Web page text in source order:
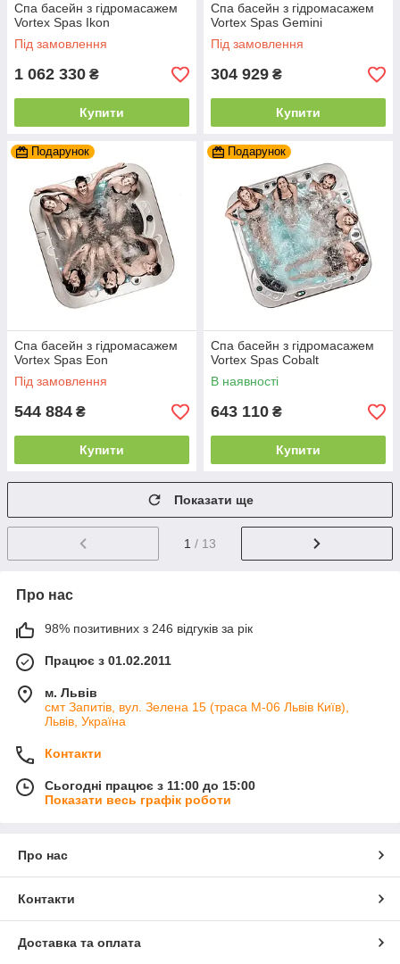
Спа басейн з гідромасажем
Vortex Spas Ikon
Під замовлення
1 062 330 ₴
Купити
Спа басейн з гідромасажем
Vortex Spas Gemini
Під замовлення
304 929 ₴
Купити
Подарунок
Спа басейн з гідромасажем
Vortex Spas Eon
Під замовлення
544 884 ₴
Купити
Подарунок
Спа басейн з гідромасажем
Vortex Spas Cobalt
В наявності
643 110 ₴
Купити
Показати ще
1 / 13
Про нас
98% позитивних з 246 відгуків за рік
Працює з 01.02.2011
м. Львів
смт Запитів, вул. Зелена 15 (траса М-06 Львів Київ),
Львів, Україна
Контакти
Сьогодні працює з 11:00 до 15:00
Показати весь графік роботи
Про нас
Контакти
Доставка та оплата